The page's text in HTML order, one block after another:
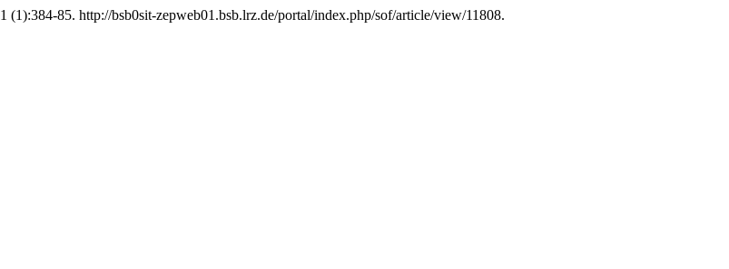
1 (1):384-85. http://bsb0sit-zepweb01.bsb.lrz.de/portal/index.php/sof/article/view/11808.